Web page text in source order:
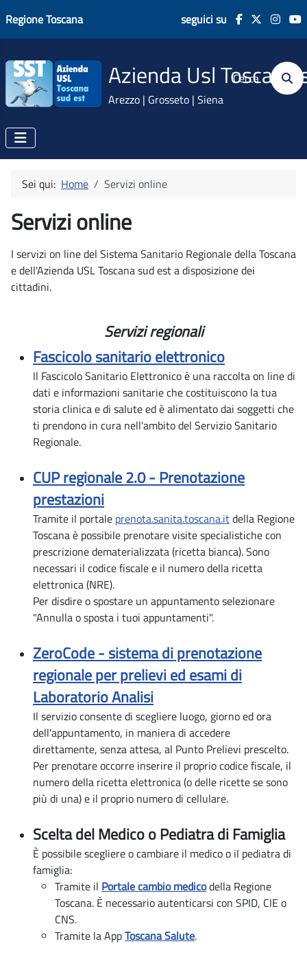
Regione Toscana seguici su
Azienda Usl Toscana
Arezzo | Grosseto | Siena
Cerca
Sei qui: Home Servizi online
Servizi online
I servizi on line del Sistema Sanitario Regionale della Toscana
e dell'Azienda USL Toscana sud est a disposizione dei
cittadini.
Servizi regionali
Fascicolo sanitario elettronico
Il Fascicolo Sanitario Elettronico è una raccolta on line di
dati e informazioni sanitarie che costituiscono la tua
storia clinica e di salute ed è alimentato dai soggetti che
ti prendono in cura nell'ambito del Servizio Sanitario
Regionale.
CUP regionale 2.0 - Prenotazione
prestazioni
Tramite il portale prenota.sanita.toscana.itdella Regione
Toscana è possibile prenotare visite specialistiche con
prescrizione dematerializzata (ricetta bianca). Sono
necessari il codice fiscale e il numero della ricetta
elettronica (NRE).
Per disdire o spostare un appuntamento selezionare
"Annulla o sposta i tuoi appuntamenti".
ZeroCode - sistema di prenotazione
regionale per prelievi ed esami di
Laboratorio Analisi
Il servizio consente di scegliere luogo, giorno ed ora
dell'appuntamento, in maniera di accedere
direttamente, senza attesa, al Punto Prelievi prescelto.
Per prenotare occorre inserire il proprio codice fiscale, il
numero della ricetta elettronica (o delle ricette se sono
più di una) e il proprio numero di cellulare.
Scelta del Medico o Pediatra di Famiglia
È possibile scegliere o cambiare il medico o il pediatra di
famiglia:
Tramite il Portale cambio medicodella Regione
Toscana. È necessario autenticarsi con SPID, CIE o
CNS.
Tramite la AppToscana Salute.